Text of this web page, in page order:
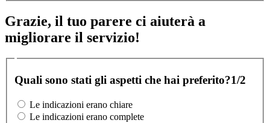
Grazie, il tuo parere ci aiuterà a
migliorare il servizio!
Quali sono stati gli aspetti che hai preferito?1/2
Le indicazioni erano chiare
Le indicazioni erano complete